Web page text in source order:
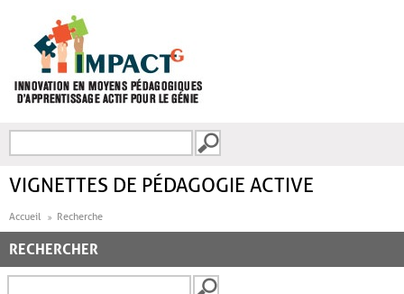
FORMULAIRE DE
VIGNETTES DE PÉDAGOGIE ACTIVE
Accueil Recherche
RECHERCHER